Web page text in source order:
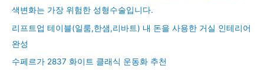
색변화는 가장 위험한 성형수술입니다.
리프트업 테이블(일룸,한샘,리바트) 내 돈을 사용한 거실 인테리어
완성
수페르가 2837 화이트 클래식 운동화 추천